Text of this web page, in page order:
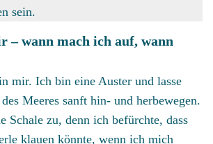
sein.
– wann mach ich auf, wann
mir. Ich bin eine Auster und lasse
Meeres sanft hin- und herbewegen.
Schale zu, denn ich befürchte, dass
klauen könnte, wenn ich mich